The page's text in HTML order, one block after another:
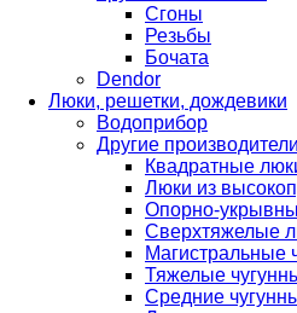
Cгоны
Резьбы
Бочата
Dendor
Люки, решетки, дождевики
Водоприбор
Другие производители
Квадратные
Люки из
Опорно-
Сверхтяжелые
Магистральные
Тяжелые
Средние